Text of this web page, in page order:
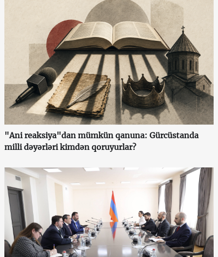
"Ani reaksiya"dan mümkün qanuna: Gürcüstanda
milli dəyərləri kimdən qoruyurlar?